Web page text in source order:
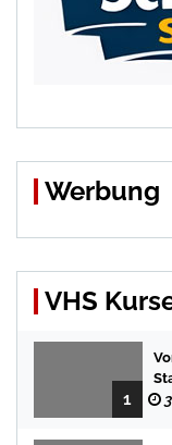
Werbung
VHS
1